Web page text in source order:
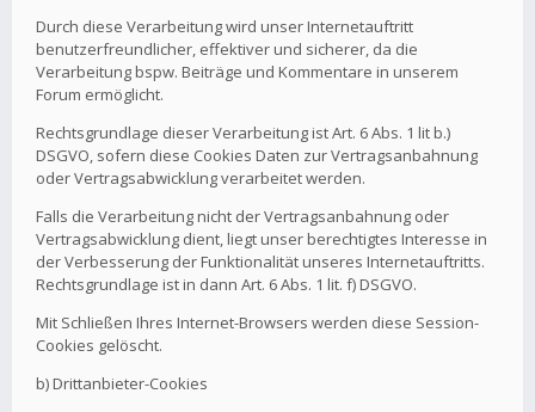
Durch diese Verarbeitung wird unser Internetauftritt
benutzerfreundlicher, effektiver und sicherer, da die
Verarbeitung bspw. Beiträge und Kommentare in unserem
Forum ermöglicht.
Rechtsgrundlage dieser Verarbeitung ist Art. 6 Abs. 1 lit b.)
DSGVO, sofern diese Cookies Daten zur Vertragsanbahnung
oder Vertragsabwicklung verarbeitet werden.
Falls die Verarbeitung nicht der Vertragsanbahnung oder
Vertragsabwicklung dient, liegt unser berechtigtes Interesse in
der Verbesserung der Funktionalität unseres Internetauftritts.
Rechtsgrundlage ist in dann Art. 6 Abs. 1 lit. f) DSGVO.
Mit Schließen Ihres Internet-Browsers werden diese Session-
Cookies gelöscht.
b) Drittanbieter-Cookies